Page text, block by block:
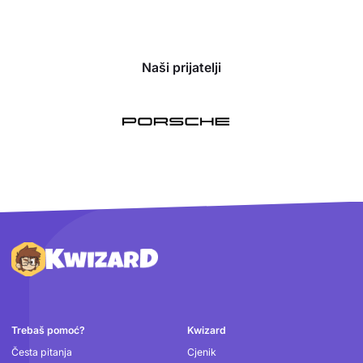
Naši prijatelji
Podnožje
Trebaš pomoć?
Česta pitanja
Kwizard
Cjenik